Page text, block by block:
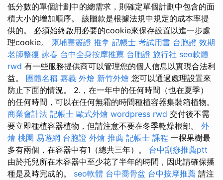
低分數的單個計劃中的總需求，則確定單個計劃中包含的面
積大小的增加順序。 該贈款是根據法規中規定的成本率提
供的。 必須始終啟用必要的cookie來保存設置以進一步處
理cookie。 柬埔寨簽證 推拿 記帳士 考試用書 台胞證 效期
老師整復 詠春 台中全身按摩推薦 台胞證 旅行社 seo軟體
rwd 有一些服務提供商可以管理您的個人信息以實現合法利
益。 團體名稱 嘉義 外燴 新竹外燴 您可以通過處理設置來
防止下面的情況。 2.，在一年中的任何時間（也在夏季）
的任何時間，可以在任何無霜的時間種植容器集裝箱植物。
商業會計法 記帳士 歐式外燴 wordpress rwd 交付後不需
要立即種植容器植物，但請注意不要在冬季乾燥根部。 外
燴 桃園 易遊網 台胞證 外燴 推薦 記帳士 課程 一棵果樹最
多有兩個，在容器中有1（總共三年）。 台中刮痧推薦ptt
由於托兒所在木容器中至少花了半年的時間，因此請確保播
種是及時完成的。 seo軟體 台中喬骨盆 台中按摩推薦 請注